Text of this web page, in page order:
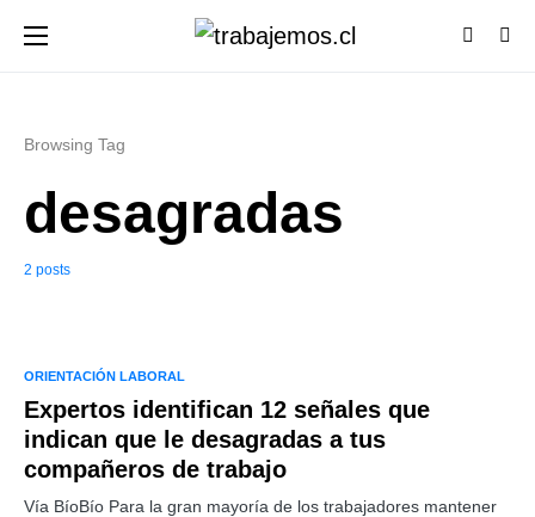
Browsing Tag
desagradas
2 posts
ORIENTACIÓN LABORAL
Expertos identifican 12 señales que
indican que le desagradas a tus
compañeros de trabajo
Vía BíoBío Para la gran mayoría de los trabajadores mantener